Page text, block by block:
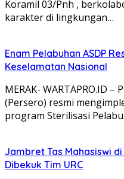
Koramil 03/Pnh ,
karakter di lingkungan…
Enam Pelabuhan ASDP
Keselamatan Nasional
MERAK- WARTAPRO.ID –
(Persero) resmi
program Sterilisasi
Jambret Tas Mahasiswi
Dibekuk Tim URC